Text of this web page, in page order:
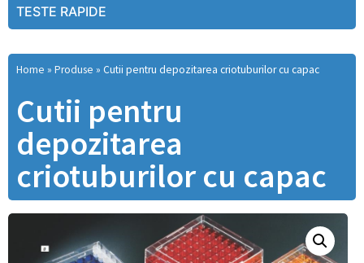
TESTE RAPIDE
Home » Produse » Cutii pentru depozitarea criotuburilor cu capac
Cutii pentru
depozitarea
criotuburilor cu capac